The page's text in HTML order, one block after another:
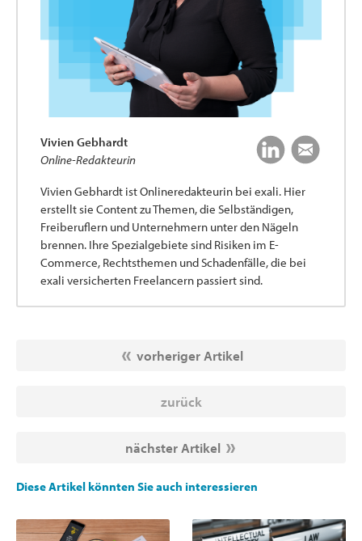
Vivien Gebhardt
Online-Redakteurin
Vivien Gebhardt ist Onlineredakteurin bei exali. Hier
erstellt sie Content zu Themen, die Selbständigen,
Freiberuflern und Unternehmern unter den Nägeln
brennen. Ihre Spezialgebiete sind Risiken im E-
Commerce, Rechtsthemen und Schadenfälle, die bei
exali versicherten Freelancern passiert sind.
vorheriger Artikel
zurück
nächster Artikel
Diese Artikel könnten Sie auch interessieren